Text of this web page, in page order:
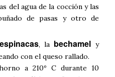
del agua de la cocción y las
de pasas y otro de
espinacas, la bechamel y
con el queso rallado.
a 210º C durante 10